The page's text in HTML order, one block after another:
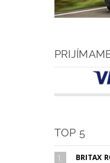
TOP 5
BRITAX